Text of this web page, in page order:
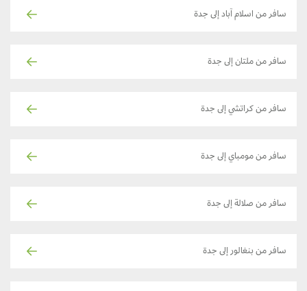
سافر من اسلام آباد إلى جدة
سافر من ملتان إلى جدة
سافر من كراتشي إلى جدة
سافر من مومباي إلى جدة
سافر من صلالة إلى جدة
سافر من بنغالور إلى جدة